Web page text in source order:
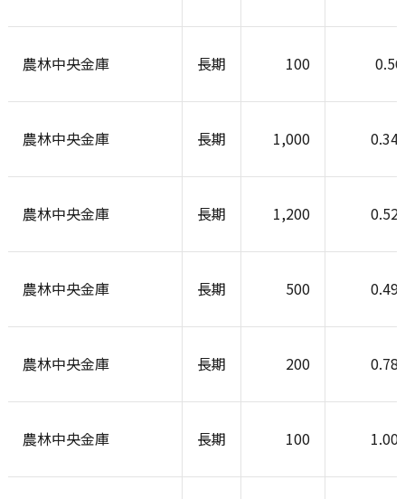
農林中央金庫 長期 100
農林中央金庫 長期 1,000
農林中央金庫 長期 1,200
農林中央金庫 長期 500
農林中央金庫 長期 200
農林中央金庫 長期 100